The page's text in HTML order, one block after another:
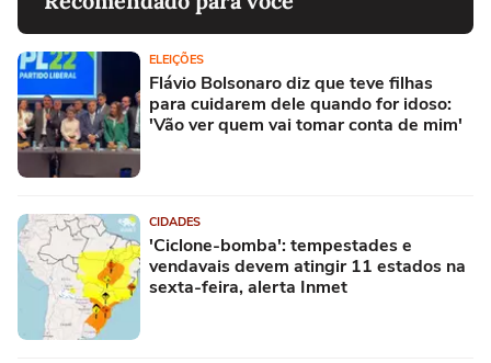
ELEIÇÕES
Flávio Bolsonaro diz que teve filhas
para cuidarem dele quando for idoso:
'Vão ver quem vai tomar conta de mim'
CIDADES
'Ciclone-bomba': tempestades e
vendavais devem atingir 11 estados na
sexta-feira, alerta Inmet